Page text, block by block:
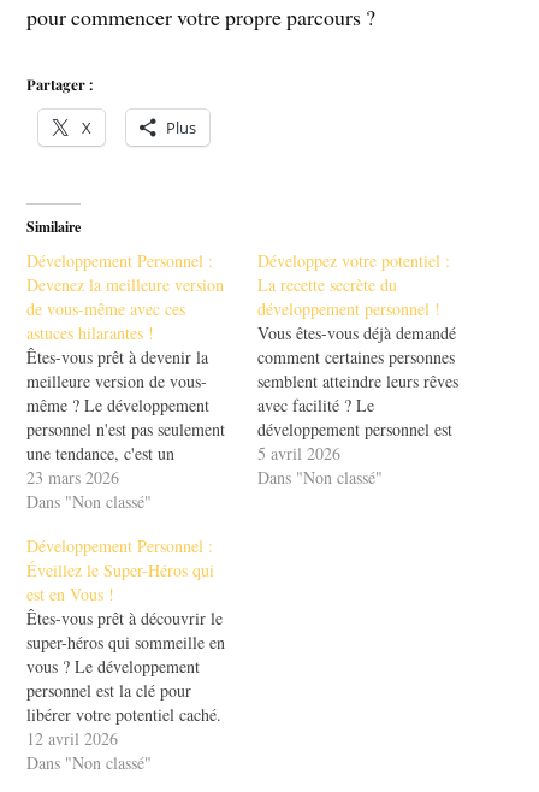
pour commencer votre propre parcours ?
Partager :
X Plus
Similaire
Développement Personnel :
Devenez la meilleure version
de vous-même avec ces
astuces hilarantes !
Êtes-vous prêt à devenir la
meilleure version de vous-
même ? Le développement
personnel n'est pas seulement
une tendance, c'est un
véritable voyage ! Avec des
astuces hilarantes et efficaces,
améliorer votre quotidien tout
en vous amusant. Imaginez-
vous en train de rire tout en
apprenant à mieux vous…
23 mars 2026
Dans "Non classé"
Développez votre potentiel :
La recette secrète du
développement personnel !
Vous êtes-vous déjà demandé
comment certaines personnes
semblent atteindre leurs rêves
avec facilité ? Le
développement personnel est
la clé pour libérer votre
potentiel caché. C'est un
5 avril 2026
Dans "Non classé"
Développement Personnel :
Éveillez le Super-Héros qui
est en Vous !
Êtes-vous prêt à découvrir le
super-héros qui sommeille en
vous ? Le développement
personnel est la clé pour
libérer votre potentiel caché.
C'est un voyage passionnant
qui vous mène vers la
12 avril 2026
Dans "Non classé"